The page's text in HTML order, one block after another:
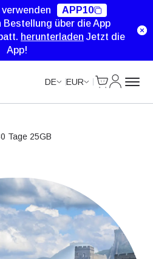
APP10
Bestellung über die App
herunterladen Jetzt die
App!
DE EUR
Tage 25GB
Unlimited Data
Unlimited Data
Unlimited Data
Unlimited Data